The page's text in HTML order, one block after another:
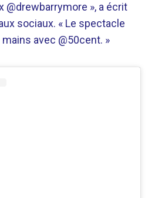
@drewbarrymore », a écrit
sociaux. « Le spectacle
avec @50cent. »